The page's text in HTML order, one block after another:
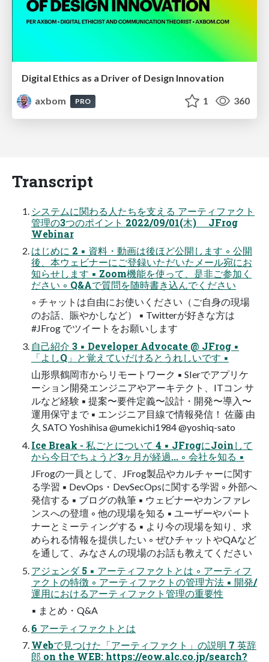
Digital Ethics as a Driver of Design Innovation
axbom
PRO 1 360
Transcript
システムに関わる人たちを支える アーティファクト
管理の3つのポイント 2022/09/01(木) JFrog
Webinar
はじめに 2 ▪ 資料・動画は後ほど公開します ◦ 公開
後、本ウェビナーにご登録いただいたメール宛にお
知らせします ▪ Zoom機能を使って、是非ご参加く
ださい ◦ Q&Aで質問を随時書き込んでください
◦ チャットは自由にお使いください（ご自身の現場
のお話、賑やかしなど） ▪ Twitterが好きな方は
#JFrog でツイートをお願いします
自己紹介 3 ▪ Developer Advocate @ JFrog ▪
「よしQ」と覚えていだけるとうれしいです ▪
山形県鶴岡市からリモートワーク ▪ SIerでアプリケ
ーション開発エンジニアやアーキテクト、ITコン サ
ルなど経験 ▪ 提案〜要件定義〜設計・開発〜導入〜
運用保守まで ▪ エンジニア目線で情報発信！ 佐藤 由
久 SATO Yoshihisa @umekichi1984 @yoshiq-sato
Ice Break - 私ごとについて 4 ▪ JFrogにJoinして
から今日でちょうど3ヶ月が経過... ◦ 会社を知る ▪
JFrogの一員として、JFrog製品やカルチャーに関す
る学習 ▪ DevOps・DevSecOpsに関する学習 ◦ 外部へ
発信する ▪ ブログの執筆 ▪ ウェビナーやカンファレ
ンスへの登壇 ◦ 他の現場を知る ▪ ユーザーやパート
ナーとミーティングする ▪ より今の現場を知り、求
められる情報を提供したい ◦ ぜひチャットやQAなど
を通して、みなさんの現場のお話も教えてください
アジェンダ 5 ▪ アーティファクトとは ◦ アーティフ
ァクトの特徴 ◦ アーティファクトの管理方法 ▪ 開発/
運用におけるアーティファクト管理の重要性
▪ まとめ・Q&A
6 アーティファクトとは
Webで見つけた「アーティファクト」の説明 7 英辞
郎 on the WEB: https://eow.alc.co.jp/search?